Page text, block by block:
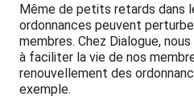
Même de petits retards dans
ordonnances peuvent
membres. Chez Dialogue,
à faciliter la vie de nos
renouvellement des
exemple.